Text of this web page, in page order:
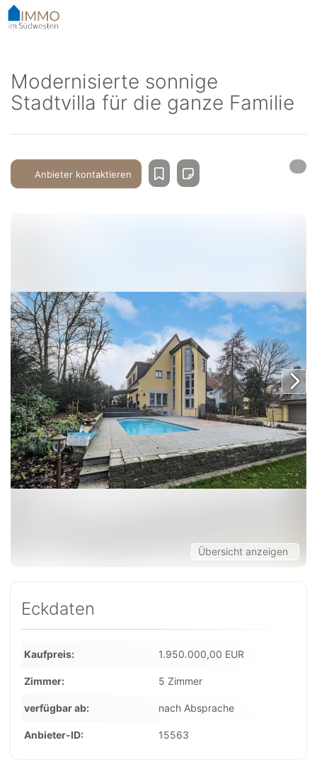
Accessibility-
Modus
zum
Inhalt
Modernisierte sonnige
Stadtvilla für die ganze Familie
Anbieter kontaktieren
Übersicht anzeigen
Eckdaten
Kaufpreis 1.950.000,00 EUR
Zimmer 5 Zimmer
verfügbar ab nach Absprache
Anbieter-ID 15563